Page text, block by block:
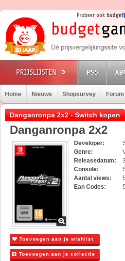
PS5
Home Nieuws Shopsurvey Forum
Danganronpa 2x2 - Switch kopen
Danganronpa 2x2
Developer:
Genre:
Releasedatum:
Console:
Aantal views:
Ean Codes:
Toevoegen aan je wishlist
Toevoegen aan je collectie